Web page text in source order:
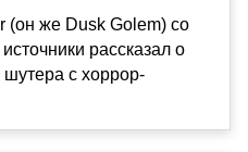
(он же Dusk Golem) со
рассказал о
шутера с хоррор-